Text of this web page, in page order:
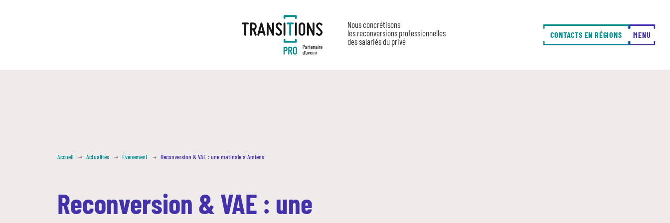
Nous concrétisons
les reconversions professionnelles
des salariés du privé
CONTACTS EN RÉGIONS MENU
FERMER
Accueil Actualités Événement Reconversion & VAE : une matinale à Amiens
Reconversion & VAE : une